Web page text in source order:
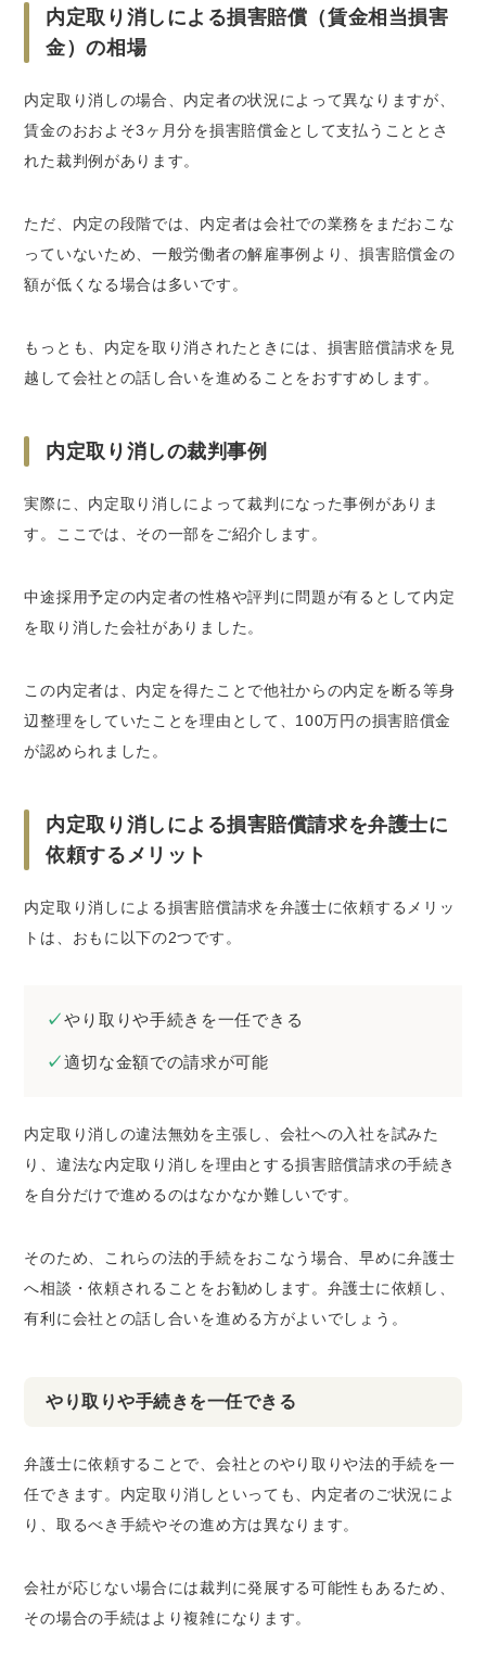
内定取り消しによる損害賠償（賃金相当損害
金）の相場
内定取り消しの場合、内定者の状況によって異なりますが、
賃金のおおよそ3ヶ月分を損害賠償金として支払うこととさ
れた裁判例があります。
ただ、内定の段階では、内定者は会社での業務をまだおこな
っていないため、一般労働者の解雇事例より、損害賠償金の
額が低くなる場合は多いです。
もっとも、内定を取り消されたときには、損害賠償請求を見
越して会社との話し合いを進めることをおすすめします。
内定取り消しの裁判事例
実際に、内定取り消しによって裁判になった事例がありま
す。ここでは、その一部をご紹介します。
中途採用予定の内定者の性格や評判に問題が有るとして内定
を取り消した会社がありました。
この内定者は、内定を得たことで他社からの内定を断る等身
辺整理をしていたことを理由として、100万円の損害賠償金
が認められました。
内定取り消しによる損害賠償請求を弁護士に
依頼するメリット
内定取り消しによる損害賠償請求を弁護士に依頼するメリッ
トは、おもに以下の2つです。
やり取りや手続きを一任できる
適切な金額での請求が可能
内定取り消しの違法無効を主張し、会社への入社を試みた
り、違法な内定取り消しを理由とする損害賠償請求の手続き
を自分だけで進めるのはなかなか難しいです。
そのため、これらの法的手続をおこなう場合、早めに弁護士
へ相談・依頼されることをお勧めします。弁護士に依頼し、
有利に会社との話し合いを進める方がよいでしょう。
やり取りや手続きを一任できる
弁護士に依頼することで、会社とのやり取りや法的手続を一
任できます。内定取り消しといっても、内定者のご状況によ
り、取るべき手続やその進め方は異なります。
会社が応じない場合には裁判に発展する可能性もあるため、
その場合の手続はより複雑になります。